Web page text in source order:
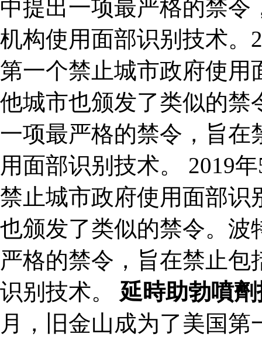
中提出一项最严格的禁
机构使用面部识别技术。
第一个禁止城市政府使用
他城市也颁发了类似的禁
一项最严格的禁令，旨在
用面部识别技术。 2019
禁止城市政府使用面部识
也颁发了类似的禁令。波
严格的禁令，旨在禁止
识别技术。 延時助勃噴
月，旧金山成为了美国